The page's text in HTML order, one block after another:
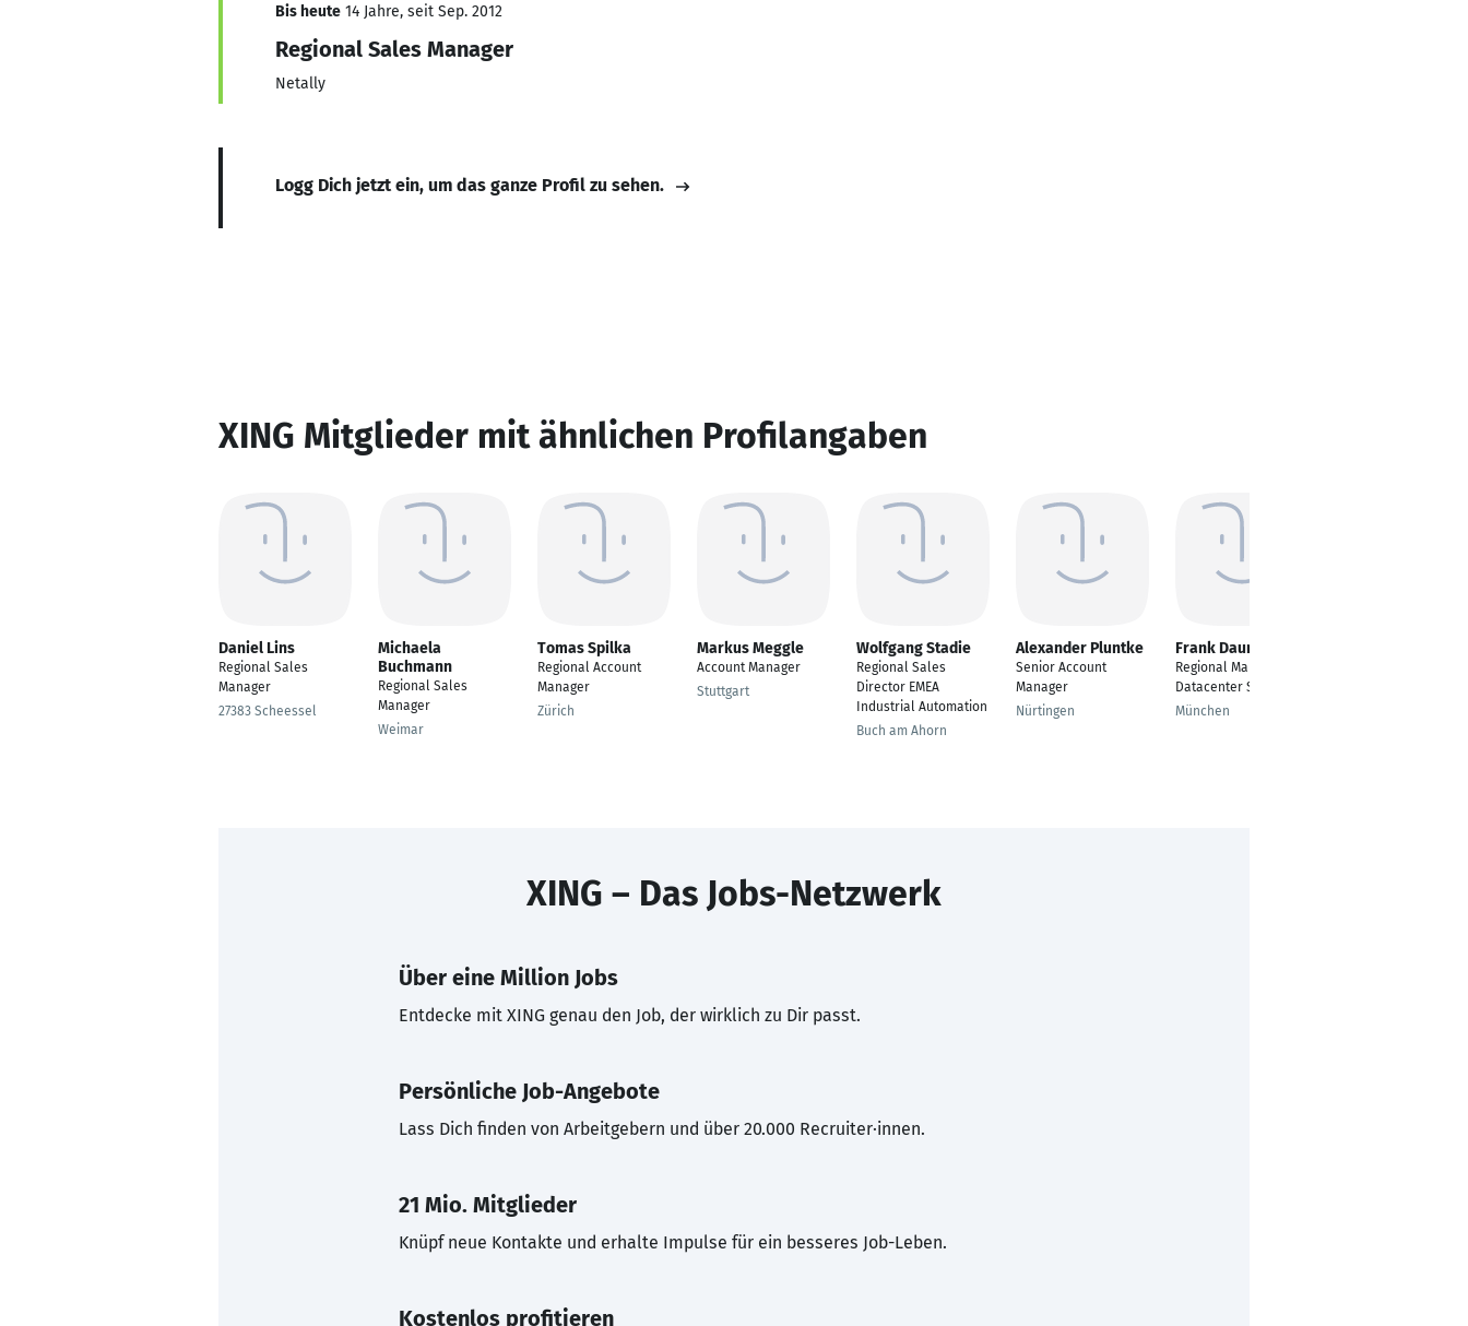
Bis heute 14 Jahre, seit Sep. 2012
Regional Sales Manager
Netally
Logg Dich jetzt ein, um das ganze Profil zu sehen.
XING Mitglieder mit ähnlichen Profilangaben
Daniel Lins
Regional Sales
Manager
27383 Scheessel
Michaela
Buchmann
Regional Sales
Manager
Weimar
Tomas Spilka
Regional Account
Manager
Zürich
Markus Meggle
Account Manager
Stuttgart
Wolfgang Stadie
Regional Sales
Director EMEA
Industrial Automation
Buch am Ahorn
Alexander Pluntke
Senior Account
Manager
Nürtingen
Frank Daum
Regional Manager
Datacenter Sales
München
XING – Das Jobs-Netzwerk
Über eine Million Jobs
Entdecke mit XING genau den Job, der wirklich zu Dir passt.
Persönliche Job-Angebote
Lass Dich finden von Arbeitgebern und über 20.000 Recruiter·innen.
21 Mio. Mitglieder
Knüpf neue Kontakte und erhalte Impulse für ein besseres Job-Leben.
Kostenlos profitieren